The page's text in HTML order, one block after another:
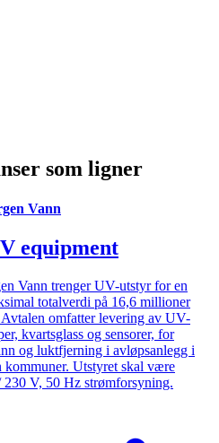
som ligner
Vann
equipment
Vann trenger UV-utstyr for en
totalverdi på 16,6 millioner
omfatter levering av UV-
kvartsglass og sensorer, for
og luktfjerning i avløpsanlegg i
Utstyret skal være
V, 50 Hz strømforsyning.